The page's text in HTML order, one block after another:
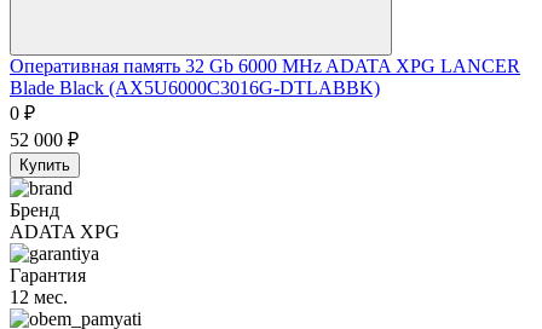
Оперативная память 32 Gb 6000 MHz ADATA XPG LANCER
Blade Black (AX5U6000C3016G-DTLABBK)
0 ₽
52 000 ₽
Купить
Бренд
ADATA XPG
Гарантия
12 мес.